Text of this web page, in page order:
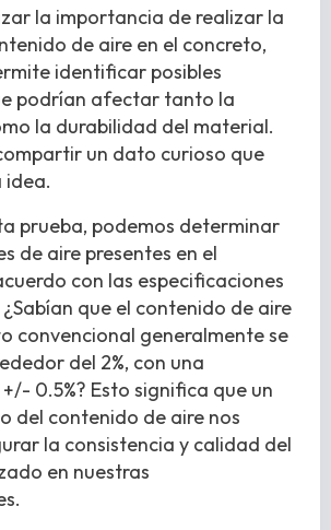
la importancia de realizar la
de aire en el concreto,
identificar posibles
podrían afectar tanto la
la durabilidad del material.
un dato curioso que
idea.
prueba, podemos determinar
de aire presentes en el
con las especificaciones
que el contenido de aire
convencional generalmente se
del 2%, con una
0.5%? Esto significa que un
del contenido de aire nos
la consistencia y calidad del
en nuestras